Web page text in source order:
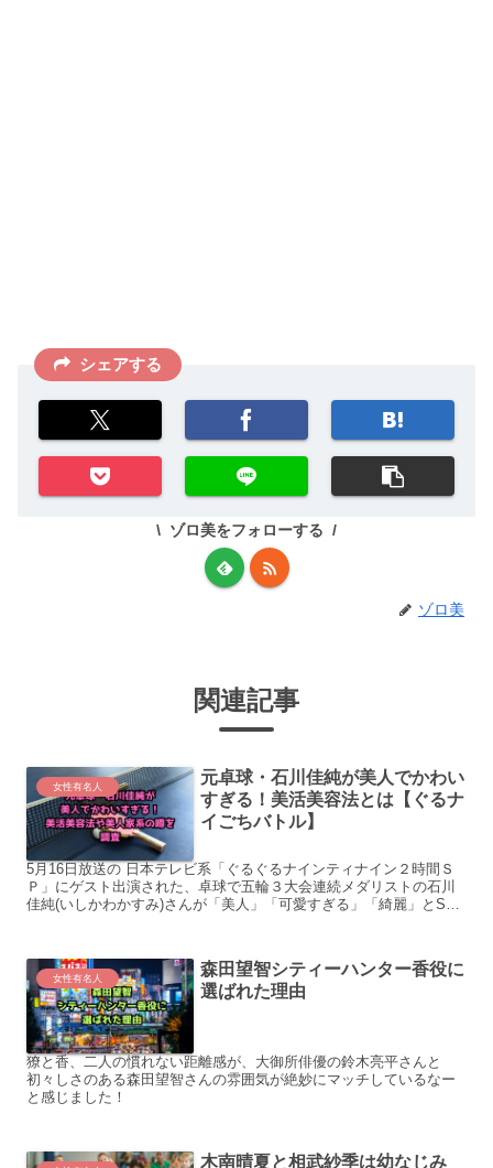
シェアする
ゾロ美をフォローする
ゾロ美
関連記事
女性有名人
元卓球・石川佳純が美人でかわい
すぎる！美活美容法とは【ぐるナ
イごちバトル】
5月16日放送の 日本テレビ系「ぐるぐるナインティナイン２時間Ｓ
Ｐ」にゲスト出演された、卓球で五輪３大会連続メダリストの石川
佳純(いしかわかすみ)さんが「美人」「可愛すぎる」「綺麗」とSNS
女性有名人
森田望智シティーハンター香役に
選ばれた理由
獠と香、二人の慣れない距離感が、大御所俳優の鈴木亮平さんと
初々しさのある森田望智さんの雰囲気が絶妙にマッチしているなー
と感じました！
木南晴夏と相武紗季は幼なじみ